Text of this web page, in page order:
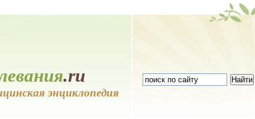
.ru
энциклопедия